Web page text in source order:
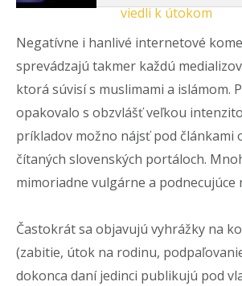
viedli k útokom
Negatívne i hanlivé internetové
sprevádzajú takmer každú
ktorá súvisí s muslimami a islámom.
opakovalo s obzvlášť veľkou
príkladov možno nájsť pod článkami
čítaných slovenských portáloch.
mimoriadne vulgárne a podnecujúce
Častokrát sa objavujú vyhrážky na
(zabitie, útok na rodinu,
dokonca daní jedinci publikujú pod